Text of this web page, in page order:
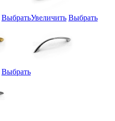
ВыбратьУвеличить Выбрать
Выбрать